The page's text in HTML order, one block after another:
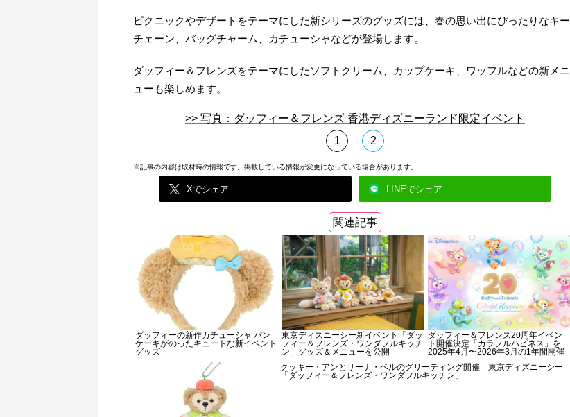
ピクニックやデザートをテーマにした新シリーズのグッズには、春の思い出にぴったりなキー
チェーン、バッグチャーム、カチューシャなどが登場します。
ダッフィー＆フレンズをテーマにしたソフトクリーム、カップケーキ、ワッフルなどの新メニ
ューも楽しめます。
>> 写真：ダッフィー＆フレンズ 香港ディズニーランド限定イベント
1
2
※記事の内容は取材時の情報です。掲載している情報が変更になっている場合があります。
Xでシェア LINEでシェア
関連記事
ダッフィーの新作カチューシャ パン
ケーキがのったキュートな新イベント
グッズ
東京ディズニーシー新イベント「ダッ
フィー＆フレンズ・ワンダフルキッチ
ン」グッズ＆メニューを公開
ダッフィー＆フレンズ20周年イベン
ト開催決定「カラフルハピネス」を
2025年4月〜2026年3月の1年間開催
クッキー・アンとリーナ・ベルのグリーティング開催 東京ディズニーシー
「ダッフィー＆フレンズ・ワンダフルキッチン」